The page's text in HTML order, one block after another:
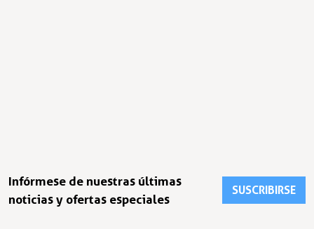
Infórmese de nuestras últimas
noticias y ofertas especiales
SUSCRIBIRSE